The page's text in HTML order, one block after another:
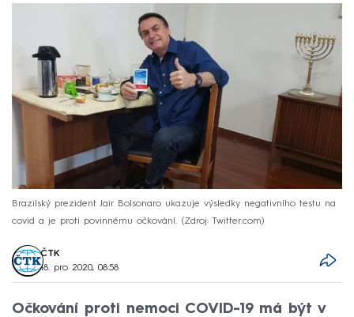
Brazilský prezident Jair Bolsonaro ukazuje výsledky negativního testu na
covid a je proti povinnému očkování.
Zdroj: Twitter.com
ČTK
18. pro 2020, 08:58
Očkování proti nemoci COVID-19 má být v